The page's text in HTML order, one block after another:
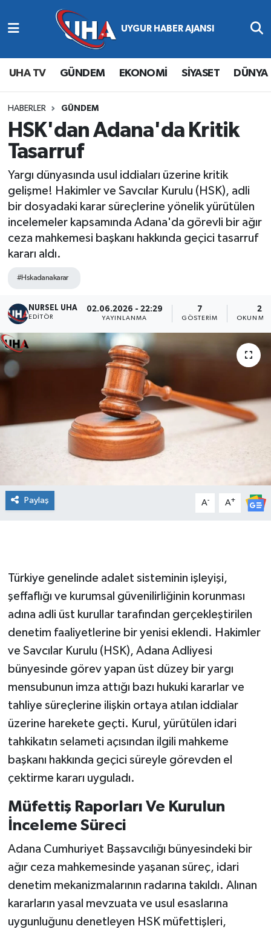
UHA TV GÜNDEM EKONOMİ SİYASET DÜNYA
HABERLER GÜNDEM
HSK'dan Adana'da Kritik
Tasarruf
Yargı dünyasında usul iddiaları üzerine kritik
gelişme! Hakimler ve Savcılar Kurulu (HSK), adli
bir dosyadaki karar süreçlerine yönelik yürütülen
incelemeler kapsamında Adana'da görevli bir ağır
ceza mahkemesi başkanı hakkında geçici tasarruf
kararı aldı.
#Hskadanakarar
NURSEL UHA
EDITÖR
02.06.2026 - 22:29
YAYINLANMA
7
GÖSTERIM
2
OKUNMA
Paylaş A- A+
Türkiye genelinde adalet sisteminin işleyişi,
şeffaflığı ve kurumsal güvenilirliğinin korunması
adına adli üst kurullar tarafından gerçekleştirilen
denetim faaliyetlerine bir yenisi eklendi. Hakimler
ve Savcılar Kurulu (HSK), Adana Adliyesi
bünyesinde görev yapan üst düzey bir yargı
mensubunun imza attığı bazı hukuki kararlar ve
tahliye süreçlerine ilişkin ortaya atılan iddialar
üzerine harekete geçti. Kurul, yürütülen idari
tahkikatın selameti açısından ilgili mahkeme
başkanı hakkında geçici süreyle görevden el
çektirme kararı uyguladı.
Müfettiş Raporları Ve Kurulun
İnceleme Süreci
Adana Cumhuriyet Başsavcılığı bünyesindeki bir
ağır ceza mahkemesinde yaşanan süreç, idari
denetim mekanizmalarının radarına takıldı. Alınan
kararların yasal mevzuata ve usul esaslarına
uygunluğunu denetleyen HSK müfettişleri,
Abone Ol
Gündem
Ekonomi
Magazin
Siyaset
Yaşam
Nöbetçi Eczaneler
Hava Durumu
Namaz Vakitleri
Trafik Durumu
Süper Lig Puan Durumu ve Fikstür
Tüm Manşetler
Son Dakika Haberleri